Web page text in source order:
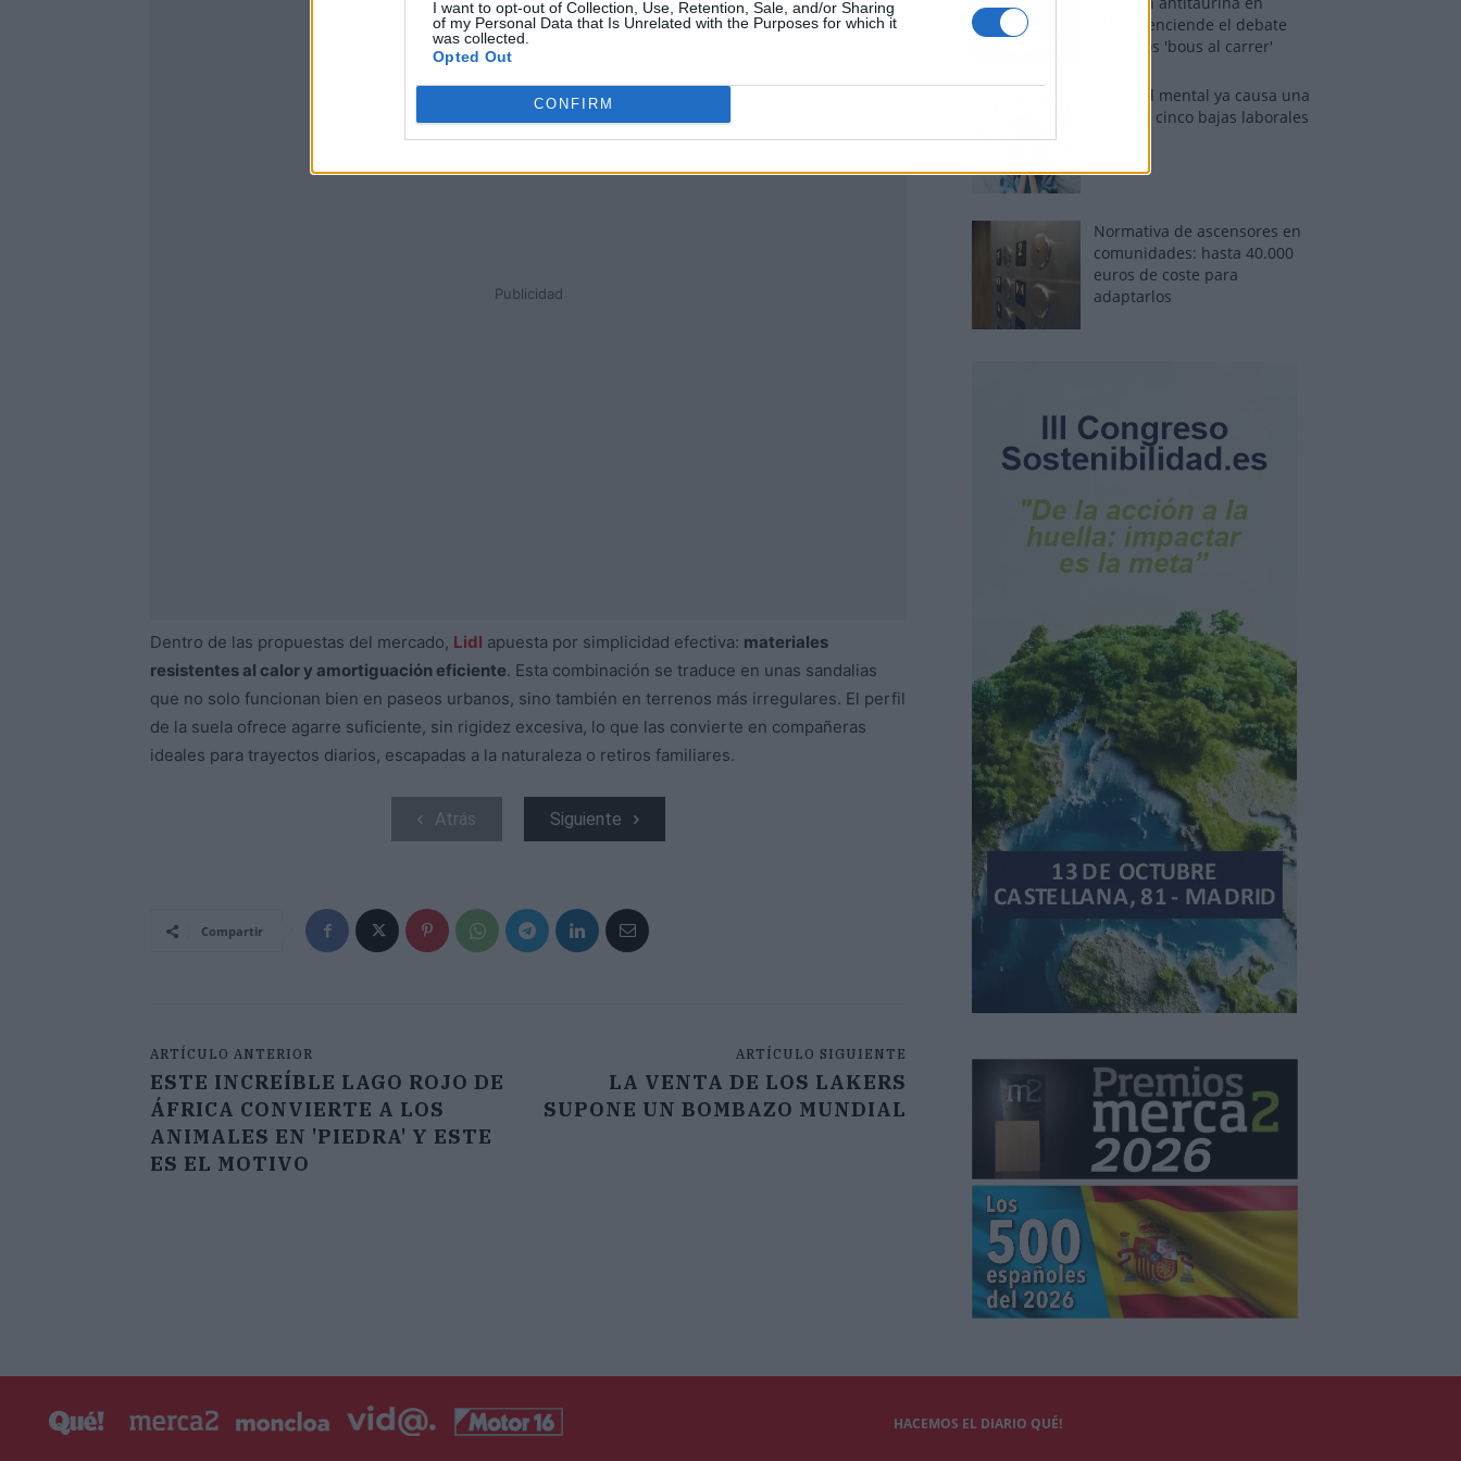
I want to opt-out of Collection, Use, Retention, Sale, and/or Sharing
of my Personal Data that Is Unrelated with the Purposes for which it
was collected.
Opted Out
CONFIRM
Publicidad
Dentro de las propuestas del mercado, Lidl apuesta por simplicidad efectiva: materiales
resistentes al calor y amortiguación eficiente. Esta combinación se traduce en unas sandalias
que no solo funcionan bien en paseos urbanos, sino también en terrenos más irregulares. El perfil
de la suela ofrece agarre suficiente, sin rigidez excesiva, lo que las convierte en compañeras
ideales para trayectos diarios, escapadas a la naturaleza o retiros familiares.
Atrás Siguiente
Compartir
ARTÍCULO ANTERIOR
ESTE INCREÍBLE LAGO ROJO DE
ÁFRICA CONVIERTE A LOS
ANIMALES EN 'PIEDRA' Y ESTE
ES EL MOTIVO
ARTÍCULO SIGUIENTE
LA VENTA DE LOS LAKERS
SUPONE UN BOMBAZO MUNDIAL
Alfafar enciende el debate
sobre los 'bous al carrer'
La salud mental ya causa una
de cada cinco bajas laborales
Normativa de ascensores en
comunidades: hasta 40.000
euros de coste para
adaptarlos
HACEMOS EL DIARIO QUÉ!